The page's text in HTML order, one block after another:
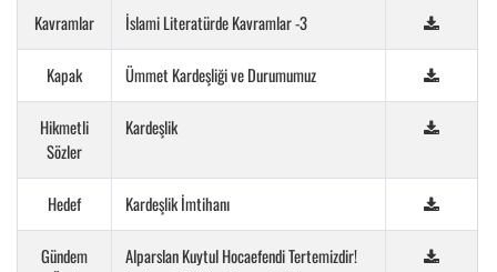
Kavramlar İslami Literatürde Kavramlar -3
Kapak Ümmet Kardeşliği ve Durumumuz
Hikmetli
Sözler
Kardeşlik
Hedef Kardeşlik İmtihanı
Gündem
Alparslan Kuytul Hocaefendi Tertemizdir!